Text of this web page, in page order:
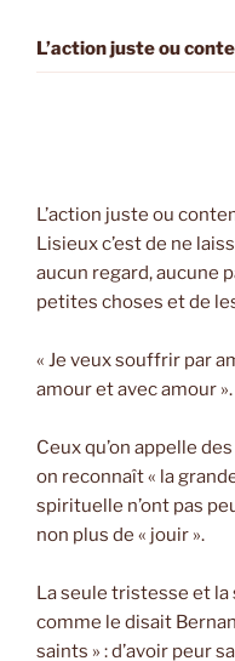
L’action juste ou
L’action juste ou
Lisieux c’est de ne
aucun regard, aucune
petites choses et de
« Je veux souffrir par
amour et avec amour ».
Ceux qu’on appelle
on reconnaît « la
spirituelle n’ont pas
non plus de « jouir ».
La seule tristesse et
comme le disait
saints » : d’avoir peur